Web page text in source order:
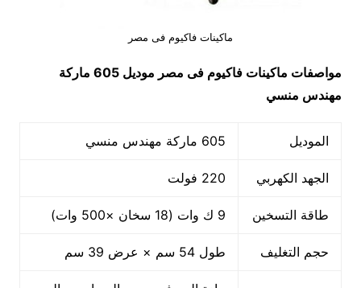
ماكينات فاكيوم فى مصر
مواصفات ماكينات فاكيوم فى مصر
موديل 605 ماركة
مهندس منسي
الموديل 605 ماركة مهندس منسي
الجهد الكهربي 220 فولت
طاقة التسخين 9 ك وات (18 سخان ×500 وات)
حجم التغليف طول 54 سم × عرض 39 سم